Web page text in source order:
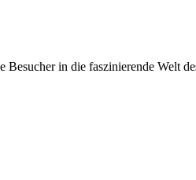
in die faszinierende Welt